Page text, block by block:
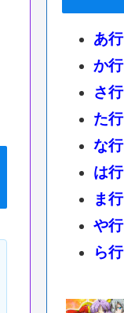
あ行
か行
さ行
た行
な行
は行
ま行
や行
ら行